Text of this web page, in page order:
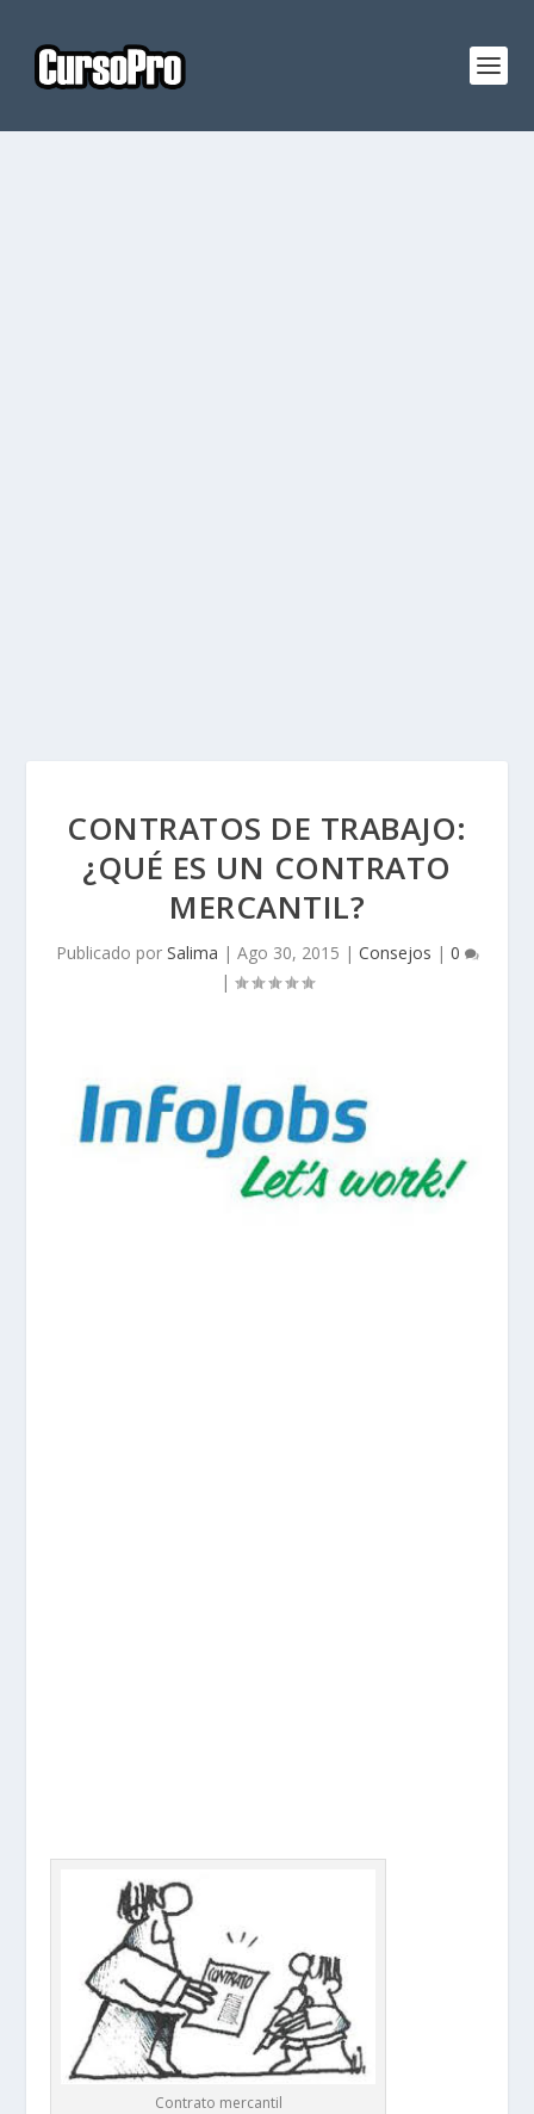
CONTRATOS DE TRABAJO:
¿QUÉ ES UN CONTRATO
MERCANTIL?
Publicado por Salima | Ago 30, 2015 | Consejos | 0
|
Contrato mercantil